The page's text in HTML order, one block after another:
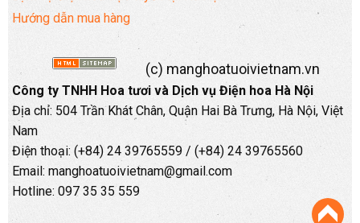
Hướng dẫn mua hàng
(c) manghoatuoivietnam.vn
Công ty TNHH Hoa tươi và Dịch vụ Điện hoa Hà Nội
Địa chỉ: 504 Trần Khát Chân, Quận Hai Bà Trưng, Hà Nội, Việt
Nam
Điện thoại: (+84) 24 39765559 / (+84) 24 39765560
Email: manghoatuoivietnam@gmail.com
Hotline: 097 35 35 559